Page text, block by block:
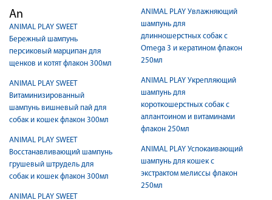
An
ANIMAL PLAY SWEET
Бережный шампунь
персиковый марципан для
щенков и котят флакон 300мл
ANIMAL PLAY SWEET
Витаминизированный
шампунь вишневый пай для
собак и кошек флакон 300мл
ANIMAL PLAY SWEET
Восстанавливающий шампунь
грушевый штрудель для
собак и кошек флакон 300мл
ANIMAL PLAY SWEET
ANIMAL PLAY Увлажняющий
шампунь для
длинношерстных собак с
Omega 3 и кератином флакон
250мл
ANIMAL PLAY Укрепляющий
шампунь для
короткошерстных собак с
аллантоином и витаминами
флакон 250мл
ANIMAL PLAY Успокаивающий
шампунь для кошек с
экстрактом мелиссы флакон
250мл